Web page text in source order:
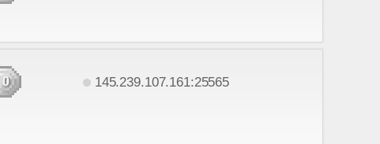
0 145.239.107.161:25565